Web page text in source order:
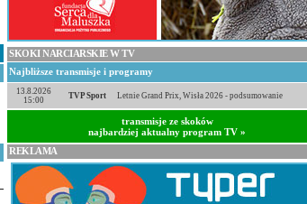
SKOKI NARCIARSKIE W TV
Najbliższe transmisje i programy
13.8.2026
15:00
TVP Sport Letnie Grand Prix, Wisła 2026 - podsumowanie
transmisje ze skoków
najbardziej aktualny program TV »
REKLAMA